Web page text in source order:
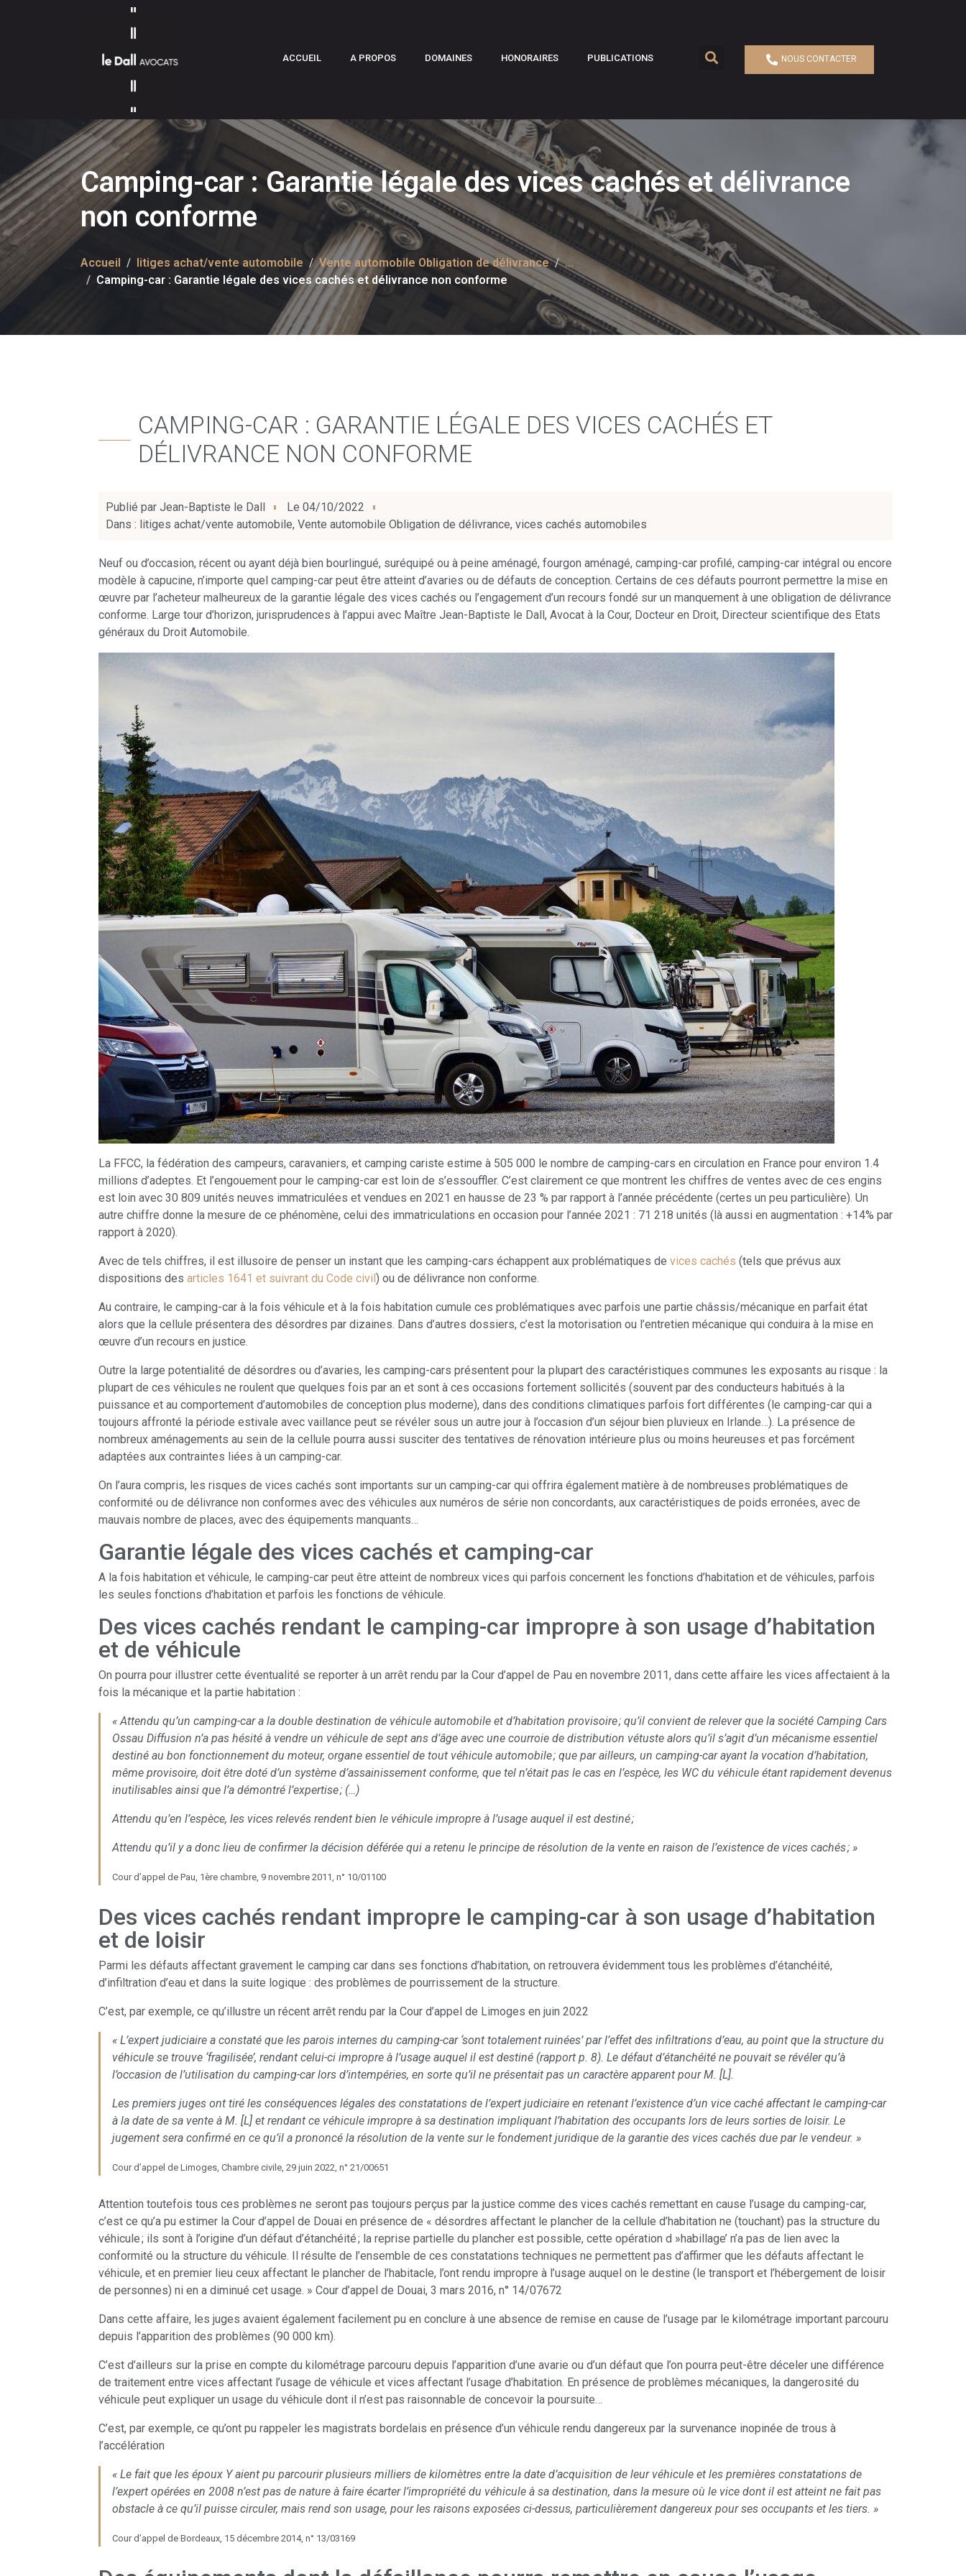
ACCUEIL A PROPOS DOMAINES HONORAIRES PUBLICATIONS NOUS CONTACTER
Camping-car : Garantie légale des vices cachés et délivrance
non conforme
Accueil litiges achat/vente automobile Vente automobile Obligation de délivrance
...
Camping-car : Garantie légale des vices cachés et délivrance non conforme
CAMPING-CAR : GARANTIE LÉGALE DES VICES CACHÉS ET
DÉLIVRANCE NON CONFORME
Publié par Jean-Baptiste le Dall Le 04/10/2022
Dans : litiges achat/vente automobile, Vente automobile Obligation de délivrance, vices cachés automobiles
Neuf ou d’occasion, récent ou ayant déjà bien bourlingué, suréquipé ou à peine aménagé, fourgon aménagé, camping-car profilé, camping-car intégral ou encore
modèle à capucine, n’importe quel camping-car peut être atteint d’avaries ou de défauts de conception. Certains de ces défauts pourront permettre la mise en
œuvre par l’acheteur malheureux de la garantie légale des vices cachés ou l’engagement d’un recours fondé sur un manquement à une obligation de délivrance
conforme. Large tour d’horizon, jurisprudences à l’appui avec Maître Jean-Baptiste le Dall, Avocat à la Cour, Docteur en Droit, Directeur scientifique des Etats
généraux du Droit Automobile.
La FFCC, la fédération des campeurs, caravaniers, et camping cariste estime à 505 000 le nombre de camping-cars en circulation en France pour environ 1.4
millions d’adeptes. Et l’engouement pour le camping-car est loin de s’essouffler. C’est clairement ce que montrent les chiffres de ventes avec de ces engins
est loin avec 30 809 unités neuves immatriculées et vendues en 2021 en hausse de 23 % par rapport à l’année précédente (certes un peu particulière). Un
autre chiffre donne la mesure de ce phénomène, celui des immatriculations en occasion pour l’année 2021 : 71 218 unités (là aussi en augmentation : +14% par
rapport à 2020).
Avec de tels chiffres, il est illusoire de penser un instant que les camping-cars échappent aux problématiques de vices cachés (tels que prévus aux
dispositions des articles 1641 et suivrant du Code civil) ou de délivrance non conforme.
Au contraire, le camping-car à la fois véhicule et à la fois habitation cumule ces problématiques avec parfois une partie châssis/mécanique en parfait état
alors que la cellule présentera des désordres par dizaines. Dans d’autres dossiers, c’est la motorisation ou l’entretien mécanique qui conduira à la mise en
œuvre d’un recours en justice.
Outre la large potentialité de désordres ou d’avaries, les camping-cars présentent pour la plupart des caractéristiques communes les exposants au risque : la
plupart de ces véhicules ne roulent que quelques fois par an et sont à ces occasions fortement sollicités (souvent par des conducteurs habitués à la
puissance et au comportement d’automobiles de conception plus moderne), dans des conditions climatiques parfois fort différentes (le camping-car qui a
toujours affronté la période estivale avec vaillance peut se révéler sous un autre jour à l’occasion d’un séjour bien pluvieux en Irlande…). La présence de
nombreux aménagements au sein de la cellule pourra aussi susciter des tentatives de rénovation intérieure plus ou moins heureuses et pas forcément
adaptées aux contraintes liées à un camping-car.
On l’aura compris, les risques de vices cachés sont importants sur un camping-car qui offrira également matière à de nombreuses problématiques de
conformité ou de délivrance non conformes avec des véhicules aux numéros de série non concordants, aux caractéristiques de poids erronées, avec de
mauvais nombre de places, avec des équipements manquants…
Garantie légale des vices cachés et camping-car
A la fois habitation et véhicule, le camping-car peut être atteint de nombreux vices qui parfois concernent les fonctions d’habitation et de véhicules, parfois
les seules fonctions d’habitation et parfois les fonctions de véhicule.
Des vices cachés rendant le camping-car impropre à son usage d’habitation
et de véhicule
On pourra pour illustrer cette éventualité se reporter à un arrêt rendu par la Cour d’appel de Pau en novembre 2011, dans cette affaire les vices affectaient à la
fois la mécanique et la partie habitation :
« Attendu qu’un camping-car a la double destination de véhicule automobile et d’habitation provisoire ; qu’il convient de relever que la société Camping Cars
Ossau Diffusion n’a pas hésité à vendre un véhicule de sept ans d’âge avec une courroie de distribution vétuste alors qu’il s’agit d’un mécanisme essentiel
destiné au bon fonctionnement du moteur, organe essentiel de tout véhicule automobile ; que par ailleurs, un camping-car ayant la vocation d’habitation,
même provisoire, doit être doté d’un système d’assainissement conforme, que tel n’était pas le cas en l’espèce, les WC du véhicule étant rapidement devenus
inutilisables ainsi que l’a démontré l’expertise ; (…)
Attendu qu’en l’espèce, les vices relevés rendent bien le véhicule impropre à l’usage auquel il est destiné ;
Attendu qu’il y a donc lieu de confirmer la décision déférée qui a retenu le principe de résolution de la vente en raison de l’existence de vices cachés ; »
Cour d’appel de Pau, 1ère chambre, 9 novembre 2011, n° 10/01100
Des vices cachés rendant impropre le camping-car à son usage d’habitation
et de loisir
Parmi les défauts affectant gravement le camping car dans ses fonctions d’habitation, on retrouvera évidemment tous les problèmes d’étanchéité,
d’infiltration d’eau et dans la suite logique : des problèmes de pourrissement de la structure.
C’est, par exemple, ce qu’illustre un récent arrêt rendu par la Cour d’appel de Limoges en juin 2022
« L’expert judiciaire a constaté que les parois internes du camping-car ‘sont totalement ruinées’ par l’effet des infiltrations d’eau, au point que la structure du
véhicule se trouve ‘fragilisée’, rendant celui-ci impropre à l’usage auquel il est destiné (rapport p. 8). Le défaut d’étanchéité ne pouvait se révéler qu’à
l’occasion de l’utilisation du camping-car lors d’intempéries, en sorte qu’il ne présentait pas un caractère apparent pour M. [L].
Les premiers juges ont tiré les conséquences légales des constatations de l’expert judiciaire en retenant l’existence d’un vice caché affectant le camping-car
à la date de sa vente à M. [L] et rendant ce véhicule impropre à sa destination impliquant l’habitation des occupants lors de leurs sorties de loisir. Le
jugement sera confirmé en ce qu’il a prononcé la résolution de la vente sur le fondement juridique de la garantie des vices cachés due par le vendeur. »
Cour d’appel de Limoges, Chambre civile, 29 juin 2022, n° 21/00651
Attention toutefois tous ces problèmes ne seront pas toujours perçus par la justice comme des vices cachés remettant en cause l’usage du camping-car,
c’est ce qu’a pu estimer la Cour d’appel de Douai en présence de « désordres affectant le plancher de la cellule d’habitation ne (touchant) pas la structure du
véhicule ; ils sont à l’origine d’un défaut d’étanchéité ; la reprise partielle du plancher est possible, cette opération d »habillage’ n’a pas de lien avec la
conformité ou la structure du véhicule. Il résulte de l’ensemble de ces constatations techniques ne permettent pas d’affirmer que les défauts affectant le
véhicule, et en premier lieu ceux affectant le plancher de l’habitacle, l’ont rendu impropre à l’usage auquel on le destine (le transport et l’hébergement de loisir
de personnes) ni en a diminué cet usage. » Cour d’appel de Douai, 3 mars 2016, n° 14/07672
Dans cette affaire, les juges avaient également facilement pu en conclure à une absence de remise en cause de l’usage par le kilométrage important parcouru
depuis l’apparition des problèmes (90 000 km).
C’est d’ailleurs sur la prise en compte du kilométrage parcouru depuis l’apparition d’une avarie ou d’un défaut que l’on pourra peut-être déceler une différence
de traitement entre vices affectant l’usage de véhicule et vices affectant l’usage d’habitation. En présence de problèmes mécaniques, la dangerosité du
véhicule peut expliquer un usage du véhicule dont il n’est pas raisonnable de concevoir la poursuite…
C’est, par exemple, ce qu’ont pu rappeler les magistrats bordelais en présence d’un véhicule rendu dangereux par la survenance inopinée de trous à
l’accélération
« Le fait que les époux Y aient pu parcourir plusieurs milliers de kilomètres entre la date d’acquisition de leur véhicule et les premières constatations de
l’expert opérées en 2008 n’est pas de nature à faire écarter l’impropriété du véhicule à sa destination, dans la mesure où le vice dont il est atteint ne fait pas
obstacle à ce qu’il puisse circuler, mais rend son usage, pour les raisons exposées ci-dessus, particulièrement dangereux pour ses occupants et les tiers. »
Cour d’appel de Bordeaux, 15 décembre 2014, n° 13/03169